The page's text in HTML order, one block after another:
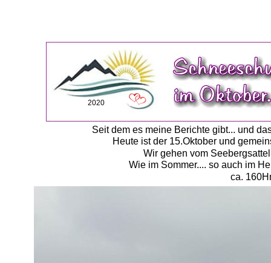
Seit dem es meine Berichte gibt... und
Heute ist der 15.Oktober und
Wir gehen vom
Wie im Sommer.... so auch im
ca.
2020